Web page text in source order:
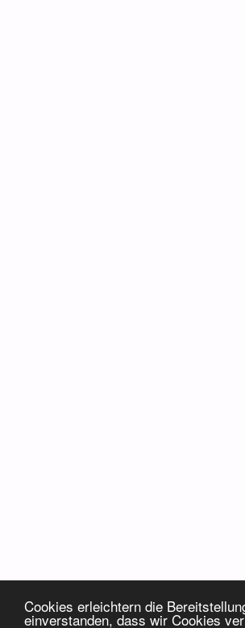
Cookies erleichtern die
einverstanden, dass wir Cookies